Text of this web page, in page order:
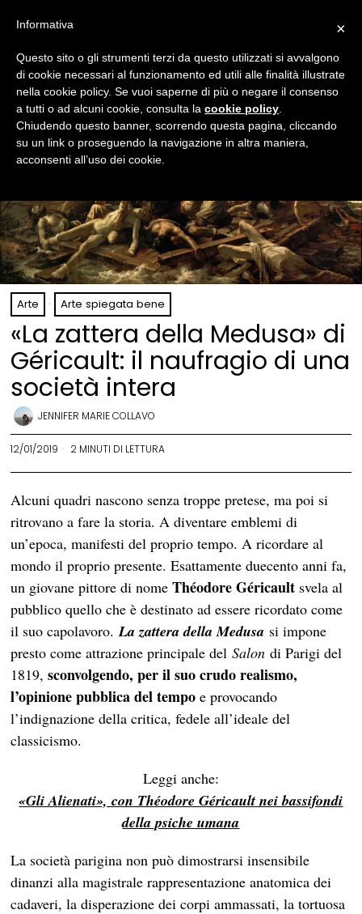
Arte · Arte spiegata bene
«La zattera della Medusa» di
Géricault: il naufragio di una
società intera
JENNIFER MARIE COLLAVO
12/01/2019 2 MINUTI DI LETTURA
Alcuni quadri nascono senza troppe pretese, ma poi si
ritrovano a fare la storia. A diventare emblemi di
un’epoca, manifesti del proprio tempo. A ricordare al
mondo il proprio presente. Esattamente duecento anni fa,
un giovane pittore di nomeThéodore Géricault svela al
pubblico quello che è destinato ad essere ricordato come
il suo capolavoro.La zattera della Medusa si impone
presto come attrazione principale delSalondi Parigi del
1819,sconvolgendo, per il suo crudo realismo,
l’opinione pubblica del tempo e provocando
l’indignazione della critica, fedele all’ideale del
classicismo.
Leggi anche:
«Gli Alienati», con Théodore Géricault nei bassifondi
della psiche umana
La società parigina non può dimostrarsi insensibile
dinanzi alla magistrale rappresentazione anatomica dei
cadaveri, la disperazione dei corpi ammassati, la tortuosa
×
Informativa
Questo sito o gli strumenti terzi da questo utilizzati si avvalgono
di cookie necessari al funzionamento ed utili alle finalità illustrate
nella cookie policy. Se vuoi saperne di più o negare il consenso
a tutti o ad alcuni cookie, consulta la cookie policy
Chiudendo questo banner, scorrendo questa pagina, cliccando
su un link o proseguendo la navigazione in altra maniera,
acconsenti all’uso dei cookie.